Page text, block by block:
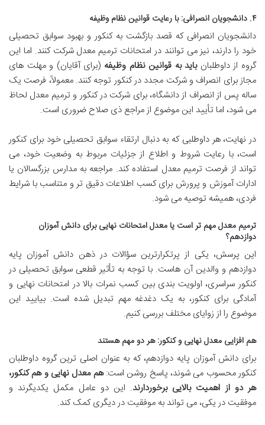
۴. دانشجویان انصرافی: با رعایت قوانین نظام وظیفه
دانشجویان انصرافی که قصد بازگشت به کنکور و بهبود سوابق تحصیلی
خود را دارند، نیز می توانند در امتحانات ترمیم معدل شرکت کنند. اما این
گروه از داوطلبانباید به قوانین نظام وظیفه (برای آقایان) و مهلت های
مجاز برای انصراف و شرکت مجدد در کنکور توجه کنند. معمولاً، فرصت یک
ساله پس از انصراف از دانشگاه، برای شرکت در کنکور و ترمیم معدل لحاظ
می شود، اما تأیید این موضوع از مراجع ذی صلاح ضروری است.
در نهایت، هر داوطلبی که به دنبال ارتقاء سوابق تحصیلی خود برای کنکور
است، با رعایت شروط و اطلاع از جزئیات مربوط به وضعیت خود، می
تواند از فرصت ترمیم معدل استفاده کند. مراجعه به مدارس بزرگسالان یا
ادارات آموزش و پرورش برای کسب اطلاعات دقیق تر و متناسب با شرایط
فردی، همیشه توصیه می شود.
ترمیم معدل مهم تر است یا معدل امتحانات نهایی برای دانش آموزان
دوازدهم؟
این پرسش، یکی از پرتکرارترین سؤالات در ذهن دانش آموزان پایه
دوازدهم و والدین آن هاست. با توجه به تأثیر قطعی سوابق تحصیلی در
کنکور سراسری، اولویت بندی بین کسب نمرات بالا در امتحانات نهایی و
آمادگی برای کنکور، به یک دغدغه مهم تبدیل شده است. بیایید این
موضوع را از زوایای مختلف بررسی کنیم.
هم افزایی معدل نهایی و کنکور: هر دو مهم هستند
برای دانش آموزان پایه دوازدهم، که به عنوان اصلی ترین گروه داوطلبان
کنکور محسوب می شوند، پاسخ روشن است:هم معدل نهایی و هم کنکور،
هر دو از اهمیت بالایی برخوردارند. این دو عامل مکمل یکدیگرند و
موفقیت در یکی، می تواند به موفقیت در دیگری کمک کند.